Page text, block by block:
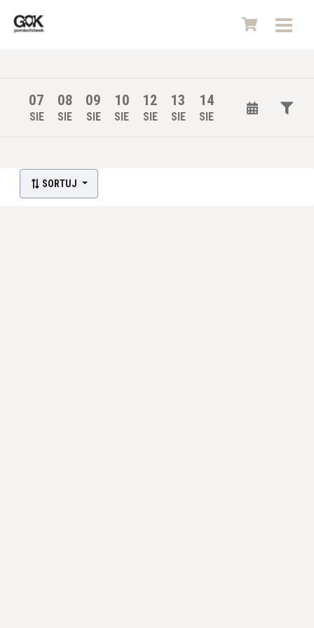
07
SIE
08
SIE
09
SIE
10
SIE
12
SIE
13
SIE
14
SIE
Lista wydarzeń:
SORTUJ